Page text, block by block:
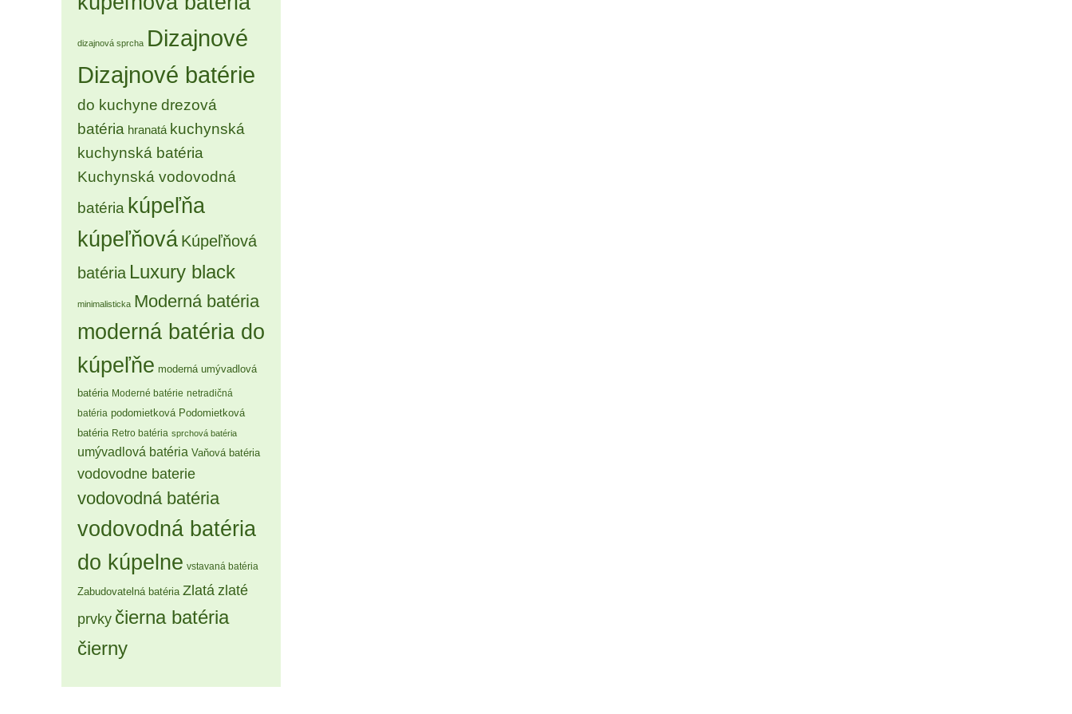
dizajnová sprcha Dizajnové
Dizajnové batérie
do kuchyne drezová
batéria hranatá kuchynská
kuchynská batéria
Kuchynská vodovodná
batéria kúpeľňa
kúpeľňová Kúpeľňová
batéria Luxury black
minimalisticka Moderná batéria
moderná batéria do
kúpeľňe moderná umývadlová
batéria Moderné batérie netradičná
batéria podomietková Podomietková
batéria Retro batéria sprchová batéria
umývadlová batéria Vaňová batéria
vodovodne baterie
vodovodná batéria
vodovodná batéria
do kúpelne vstavaná batéria
Zabudovatelná batéria Zlatá zlaté
prvky čierna batéria
čierny